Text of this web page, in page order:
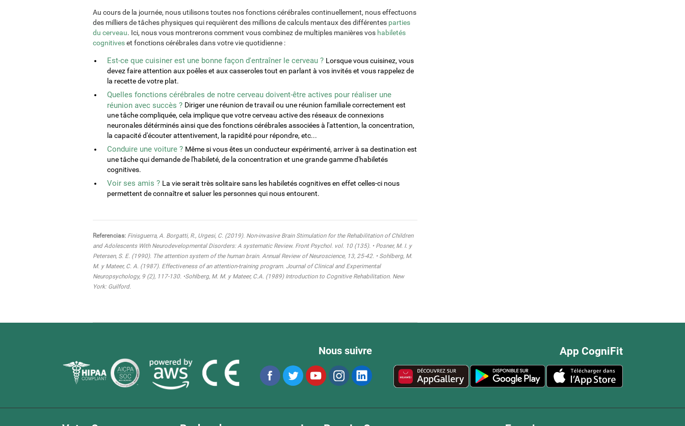
Au cours de la journée, nous utilisons toutes nos fonctions cérébrales continuellement, nous effectuons
des milliers de tâches physiques qui requièrent des millions de calculs mentaux des différentes parties
du cerveau. Ici, nous vous montrerons comment vous combinez de multiples manières vos habiletés
cognitiveset fonctions cérébrales dans votre vie quotidienne :
Est-ce que cuisiner est une bonne façon d'entraîner le cerveau ? Lorsque vous cuisinez, vous
devez faire attention aux poêles et aux casseroles tout en parlant à vos invités et vous rappelez de
la recette de votre plat.
Quelles fonctions cérébrales de notre cerveau doivent-être actives pour réaliser une
réunion avec succès ? Diriger une réunion de travail ou une réunion familiale correctement est
une tâche compliquée, cela implique que votre cerveau active des réseaux de connexions
neuronales détérminés ainsi que des fonctions cérébrales associées à l'attention, la concentration,
la capacité d'écouter attentivement, la rapidité pour répondre, etc...
Conduire une voiture ? Même si vous êtes un conducteur expérimenté, arriver à sa destination est
une tâche qui demande de l'habileté, de la concentration et une grande gamme d'habiletés
cognitives.
Voir ses amis ? La vie serait très solitaire sans les habiletés cognitives en effet celles-ci nous
permettent de connaître et saluer les personnes qui nous entourent.
Referencias: Finisguerra, A. Borgatti, R., Urgesi, C. (2019). Non-invasive Brain Stimulation for the Rehabilitation of Children
and Adolescents With Neurodevelopmental Disorders: A systematic Review. Front Psychol. vol. 10 (135). • Posner, M. I. y
Petersen, S. E. (1990). The attention system of the human brain. Annual Review of Neuroscience, 13, 25-42. • Sohlberg, M.
M. y Mateer, C. A. (1987). Effectiveness of an attention-training program. Journal of Clinical and Experimental
Neuropsychology, 9 (2), 117-130. •Sohlberg, M. M. y Mateer, C.A. (1989) Introduction to Cognitive Rehabilitation. New
York: Guilford.
App CogniFit
Nous suivre